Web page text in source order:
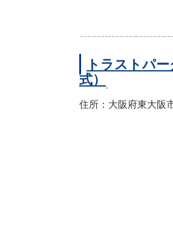
トラストパ
式）
住所：大阪府東大阪